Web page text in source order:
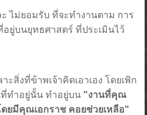
ะ ไม่ยอมรับ ที่จะทำงานตาม การ
บนยุทธศาสตร์ ที่ประเมินไว้
ะสิ่งที่ข้าพเจ้าคิดเอาเอง โดยเพิก
ที่ทำอยู่นั้น ทำอยู่บน "งานที่คุณ
ยมีคุณเอกราช คอยช่วยเหลือ"